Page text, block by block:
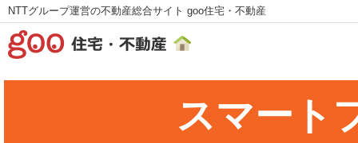
NTTグループ運営の不動産総合サイト goo住宅・不動産
スマート